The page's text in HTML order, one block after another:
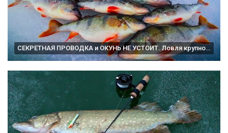
СЕКРЕТНАЯ ПРОВОДКА и ОКУНЬ НЕ УСТОИТ. Ловля крупного окуня на балансир. Горбачи